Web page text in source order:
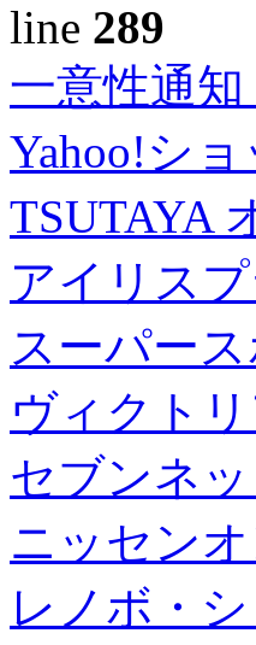
line 289
一意性通知
Yahoo!シ
TSUTAYA
アイリス
スーパー
ヴィクト
セブンネ
ニッセン
レノボ・